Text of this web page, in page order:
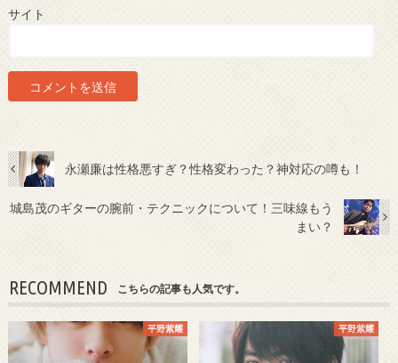
サイト
永瀬廉は性格悪すぎ？性格変わった？神対応の噂も！
城島茂のギターの腕前・テクニックについて！三味線もう
まい？
RECOMMEND こちらの記事も人気です。
平野紫耀 平野紫耀